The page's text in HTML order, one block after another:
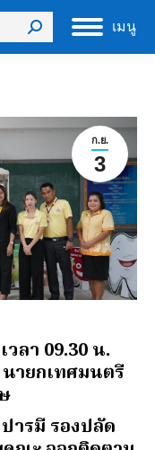
เมนู
ก.ย.
3
ลา 09.30 น.
ายกเทศมนตรี
ารมี รองปลัด